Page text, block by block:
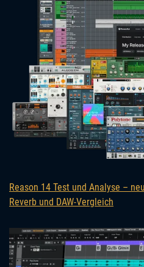
Reason 14 Test und Analyse –
Reverb und DAW-Vergleich